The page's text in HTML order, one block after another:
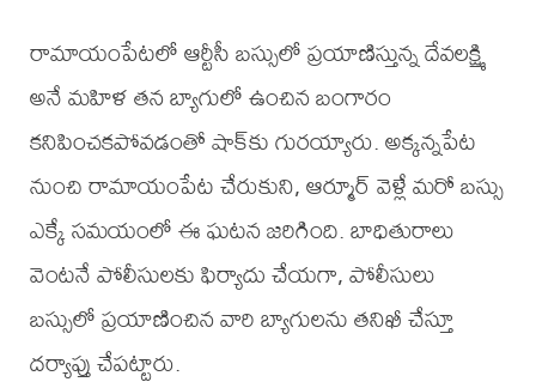
రామాయంపేటలో ఆర్టీసీ బస్సులో ప్రయాణిస్తున్న దేవలక్ష్మి
అనే మహిళ తన బ్యాగులో ఉంచిన బంగారం
కనిపించకపోవడంతో షాక్‌కు గురయ్యారు. అక్కన్నపేట
నుంచి రామాయంపేట చేరుకుని, ఆర్మూర్ వెళ్లే మరో బస్సు
ఎక్కే సమయంలో ఈ ఘటన జరిగింది. బాధితురాలు
వెంటనే పోలీసులకు ఫిర్యాదు చేయగా, పోలీసులు
బస్సులో ప్రయాణించిన వారి బ్యాగులను తనిఖీ చేస్తూ
దర్యాప్తు చేపట్టారు.